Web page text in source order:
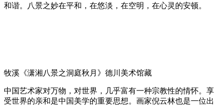
和谐。八景之妙在平和，在悠淡，在空明，在心灵的安顿。
牧溪《潇湘八景之洞庭秋月》德川美术馆藏
中国艺术家对万物，对世界，几乎富有一种宗教性的情怀。享
受世界的亲和是中国美学的重要思想。画家倪云林也是一位出